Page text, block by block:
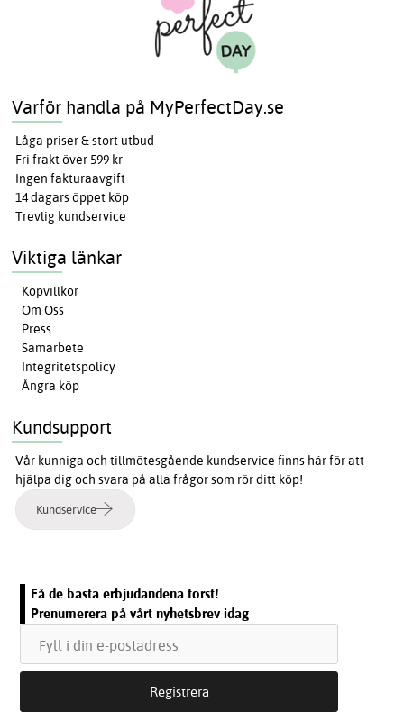
Varför handla på MyPerfectDay.se
Låga priser & stort utbud
Fri frakt över 599 kr
Ingen fakturaavgift
14 dagars öppet köp
Trevlig kundservice
Viktiga länkar
Köpvillkor
Om Oss
Press
Samarbete
Integritetspolicy
Ångra köp
Kundsupport
Vår kunniga och tillmötesgående kundservice finns här för att
hjälpa dig och svara på alla frågor som rör ditt köp!
Kundservice
Få de bästa erbjudandena först!
Prenumerera på vårt nyhetsbrev idag